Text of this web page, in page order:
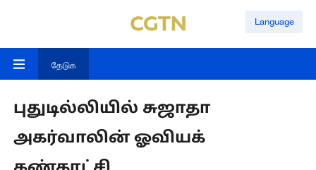
Language
தேடுக
புதுடில்லியில் சுஜாதா
அகர்வாலின் ஓவியக்